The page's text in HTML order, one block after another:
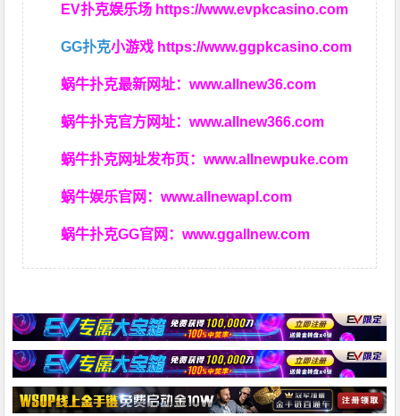
EV扑克娱乐场 https://www.evpkcasino.com
GG扑克小游戏 https://www.ggpkcasino.com
蜗牛扑克最新网址：www.allnew36.com
蜗牛扑克官方网址：www.allnew366.com
蜗牛扑克网址发布页：www.allnewpuke.com
蜗牛娱乐官网：www.allnewapl.com
蜗牛扑克GG官网：www.ggallnew.com